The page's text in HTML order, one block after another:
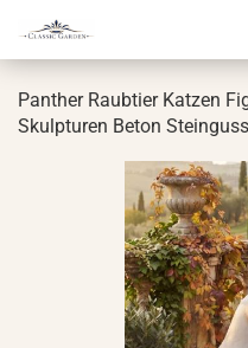
Pan­ther Raub­tier Kat­zen
Skulp­tu­ren Beton Stein­guss